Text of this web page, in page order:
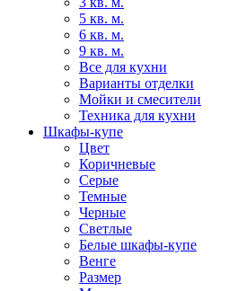
5 кв. м.
6 кв. м.
9 кв. м.
Все для кухни
Варианты отделки
Мойки и смесители
Техника для кухни
Шкафы-купе
Цвет
Коричневые
Серые
Темные
Черные
Светлые
Белые шкафы-купе
Венге
Размер